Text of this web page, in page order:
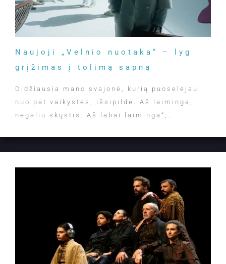
Naujoji „Velnio nuotaka“ – lyg
grįžimas į tolimą sapną
Didžiausia mano svajonė, kurią puoselėjau
nuo pat vaikystės, išsipildė. Aš laiminga,
negaliu skųstis. Aš labai laiminga“,…